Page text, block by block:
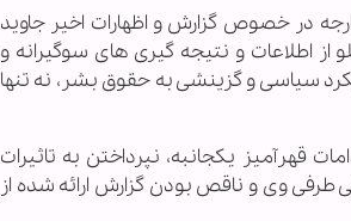
در خصوص گزارش و اظهارات اخیر جاوید
از اطلاعات و نتیجه گیری های سوگیرانه و
سیاسی و گزینشی به حقوق بشر، نه تنها
قهرآمیز یکجانبه، نپرداختن به تاثیرات
طرفی وی و ناقص بودن گزارش ارائه شده از